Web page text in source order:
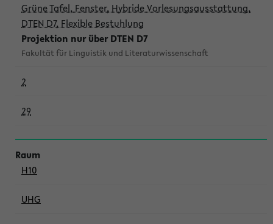
Grüne Tafel, Fenster, Hybride Vorlesungsausstattung,
DTEN D7, Flexible Bestuhlung
Projektion nur über DTEN D7
Fakultät für Linguistik und Literaturwissenschaft
2
29
H10
UHG